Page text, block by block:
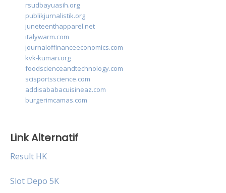
rsudbayuasih.org
publikjurnalistik.org
juneteenthapparel.net
italywarm.com
journaloffinanceeconomics.com
kvk-kumari.org
foodscienceandtechnology.com
scisportsscience.com
addisababacuisineaz.com
burgerimcamas.com
Link Alternatif
Result HK
Slot Depo 5K